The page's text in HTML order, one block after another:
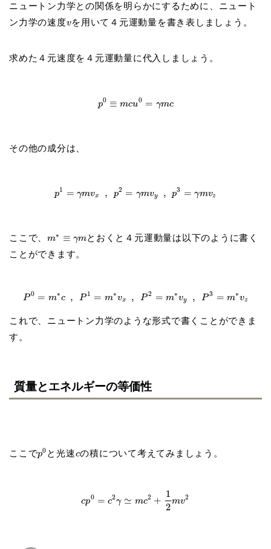
ニュートン力学との関係を明らかにするために、ニュート
ン力学の速度vを用いて４元運動量を書き表しましょう。
求めた４元速度を４元運動量に代入しましょう。
p0 ≡ mcu0 = γmc
その他の成分は、
p1 = γmvx , p2 = γmvy , p3 = γmvz
ここで、m∗ ≡ γmとおくと４元運動量は以下のように書く
ことができます。
P 0 = m∗c , P 1 = m∗vx , P 2 = m∗vy , P 3 = m∗vz
これで、ニュートン力学のような形式で書くことができま
す。
質量とエネルギーの等価性
ここでp0 と光速cの積について考えてみましょう。
cp0 = c2γ ≃ mc2 +
1
2
mv2